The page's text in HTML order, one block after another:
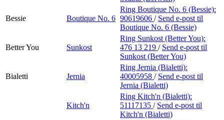
Bessie Boutique No. 6
Ring Boutique No. 6 (Bessie):
90619606 / Send e-post til
Boutique No. 6 (Bessie)
Better You Sunkost
Ring Sunkost (Better You):
476 13 219 / Send e-post til
Sunkost (Better You)
Bialetti Jernia
Ring Jernia (Bialetti):
40005958 / Send e-post til
Jernia (Bialetti)
Kitch'n
Ring Kitch'n (Bialetti):
51117135 / Send e-post til
Kitch'n (Bialetti)